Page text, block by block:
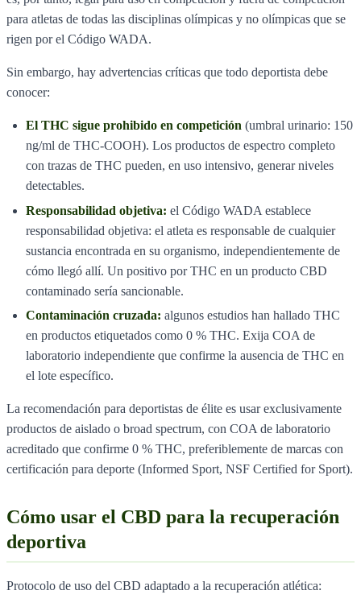
para atletas de todas las disciplinas olímpicas y no olímpicas que se
rigen por el Código WADA.
Sin embargo, hay advertencias críticas que todo deportista debe
conocer:
El THC sigue prohibido en competición (umbral urinario: 150
ng/ml de THC-COOH). Los productos de espectro completo
con trazas de THC pueden, en uso intensivo, generar niveles
detectables.
Responsabilidad objetiva: el Código WADA establece
responsabilidad objetiva: el atleta es responsable de cualquier
sustancia encontrada en su organismo, independientemente de
cómo llegó allí. Un positivo por THC en un producto CBD
contaminado sería sancionable.
Contaminación cruzada: algunos estudios han hallado THC
en productos etiquetados como 0 % THC. Exija COA de
laboratorio independiente que confirme la ausencia de THC en
el lote específico.
La recomendación para deportistas de élite es usar exclusivamente
productos de aislado o broad spectrum, con COA de laboratorio
acreditado que confirme 0 % THC, preferiblemente de marcas con
certificación para deporte (Informed Sport, NSF Certified for Sport).
Cómo usar el CBD para la recuperación
deportiva
Protocolo de uso del CBD adaptado a la recuperación atlética: